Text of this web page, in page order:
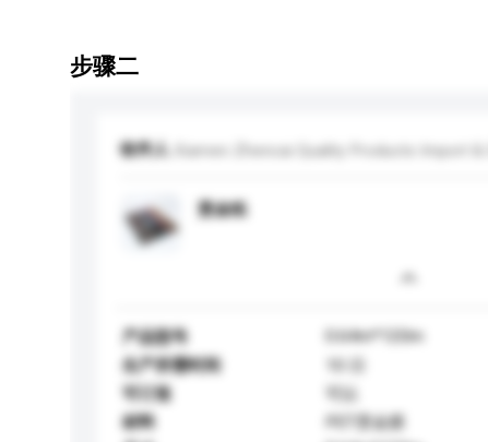
步骤二
收件人 Xiamen Zhencai Quality Products Import &
烫金纸
产品型号
0.64m*120m
生产所需时间
可订造
可以
材料
PET烫金膜